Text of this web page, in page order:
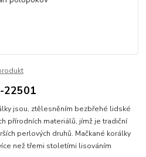
22501
jsou, ztělesněním bezbřehé lidské
přírodních materiálů, jímž je tradiční
perlových druhů. Mačkané korálky
než třemi stoletími lisováním